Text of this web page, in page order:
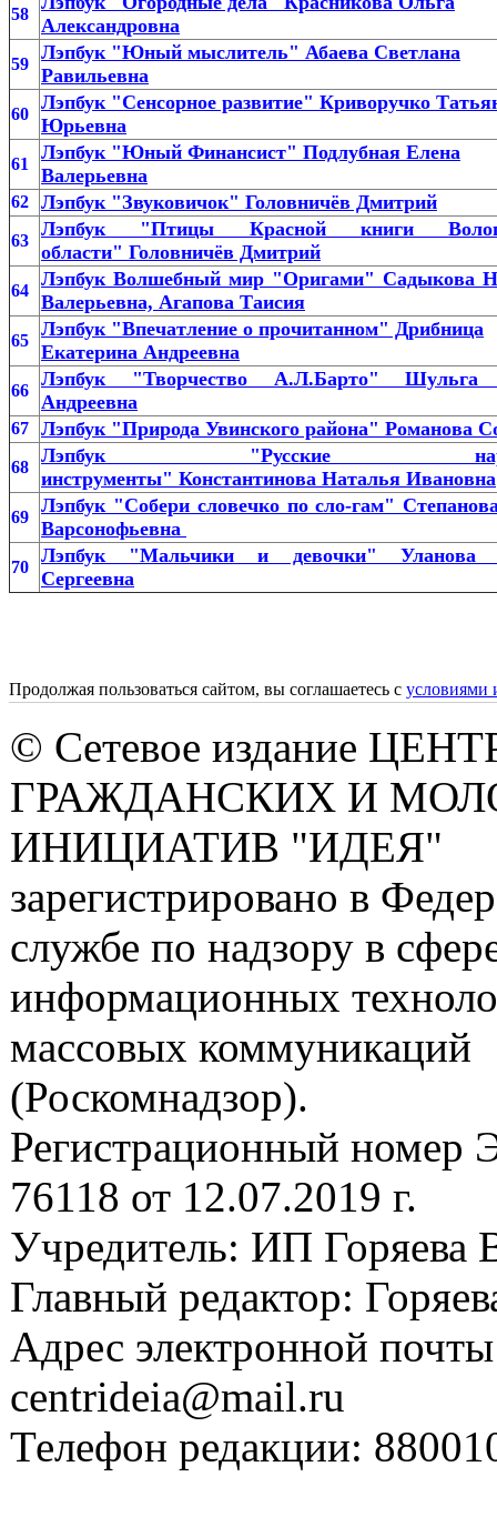
58
Александровна
59
Лэпбук "Юный мыслитель" Абаева Светлана
Равильевна
60
Лэпбук "Сенсорное развитие" Криворучко
Юрьевна
61
Лэпбук "Юный Финансист" Подлубная Елена
Валерьевна
62 Лэпбук "Звуковичок" Головничёв Дмитрий
63
Лэпбук "Птицы Красной книги
области" Головничёв Дмитрий
64
Лэпбук Волшебный мир "Оригами" Садыкова
Валерьевна, Агапова Таисия
65
Лэпбук "Впечатление о прочитанном" Дрибница
Екатерина Андреевна
66
Лэпбук "Творчество А.Л.Барто" Шульга
Андреевна
67 Лэпбук "Природа Увинского района" Романова
68
Лэпбук "Русские
инструменты" Константинова Наталья Ивановна
69
Лэпбук "Собери словечко по сло-гам"
Варсонофьевна
70
Лэпбук "Мальчики и девочки" Уланова
Сергеевна
Продолжая пользоваться сайтом, вы соглашаетесь с условиями
© Сетевое издание
ГРАЖДАНСКИХ И
ИНИЦИАТИВ "ИДЕЯ"
зарегистрировано в
службе по надзору в
информационных
массовых коммуникаций
(Роскомнадзор).
Регистрационный
76118 от 12.07.2019 г.
Учредитель: ИП Горяева
Главный редактор:
Адрес электронной
centrideia@mail.ru
Телефон редакции: